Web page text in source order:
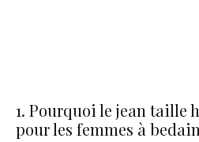
1. Pourquoi le jean taille
pour les femmes à